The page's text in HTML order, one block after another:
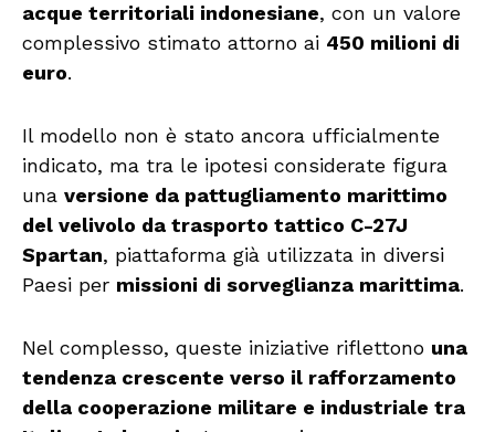
acque territoriali indonesiane, con un valore
complessivo stimato attorno ai 450 milioni di
euro.
Il modello non è stato ancora ufficialmente
indicato, ma tra le ipotesi considerate figura
una versione da pattugliamento marittimo
del velivolo da trasporto tattico C-27J
Spartan, piattaforma già utilizzata in diversi
Paesi per missioni di sorveglianza marittima.
Nel complesso, queste iniziative riflettono una
tendenza crescente verso il rafforzamento
della cooperazione militare e industriale tra